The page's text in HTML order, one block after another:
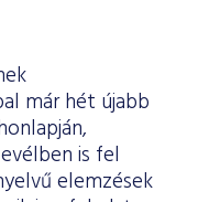
már hét újabb
is fel
elemzések